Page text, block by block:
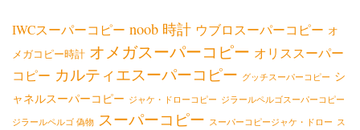
IWCスーパーコピー noob 時計 ウブロスーパーコピー オ
メガコピー時計 オメガスーパーコピー オリススーパー
コピー カルティエスーパーコピー グッチスーパーコピー シ
ャネルスーパーコピー ジャケ・ドローコピー ジラールペルゴスーパーコピー
ジラールペルゴ 偽物 スーパーコピー スーパーコピージャケ・ドロー ス